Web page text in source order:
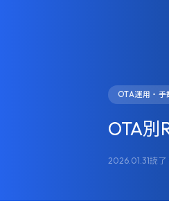
OTA運用・手
OTA別
2026.01.31読了